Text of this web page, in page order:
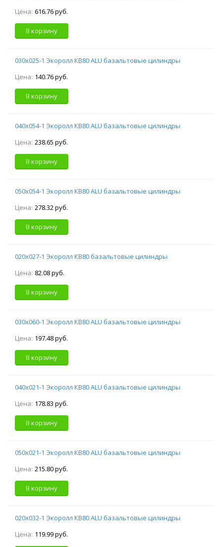
Цена: 616.76 руб.
В корзину
030х025-1 Экоролл КВ80 ALU базальтовые цилиндры
Цена: 140.76 руб.
В корзину
040х054-1 Экоролл КВ80 ALU базальтовые цилиндры
Цена: 238.65 руб.
В корзину
050х054-1 Экоролл КВ80 ALU базальтовые цилиндры
Цена: 278.32 руб.
В корзину
020х027-1 Экоролл КВ80 базальтовые цилиндры
Цена: 82.08 руб.
В корзину
030х060-1 Экоролл КВ80 ALU базальтовые цилиндры
Цена: 197.48 руб.
В корзину
040х021-1 Экоролл КВ80 ALU базальтовые цилиндры
Цена: 178.83 руб.
В корзину
050х021-1 Экоролл КВ80 ALU базальтовые цилиндры
Цена: 215.80 руб.
В корзину
020х032-1 Экоролл КВ80 ALU базальтовые цилиндры
Цена: 119.99 руб.